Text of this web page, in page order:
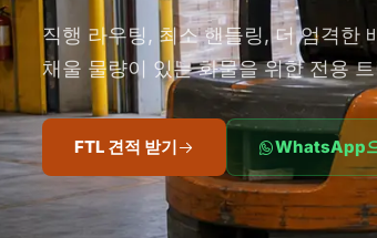
직행 라우팅, 최소 핸들링, 더 엄격한
채울 물량이 있는 화물을 위한 전용
FTL 견적 받기 WhatsApp